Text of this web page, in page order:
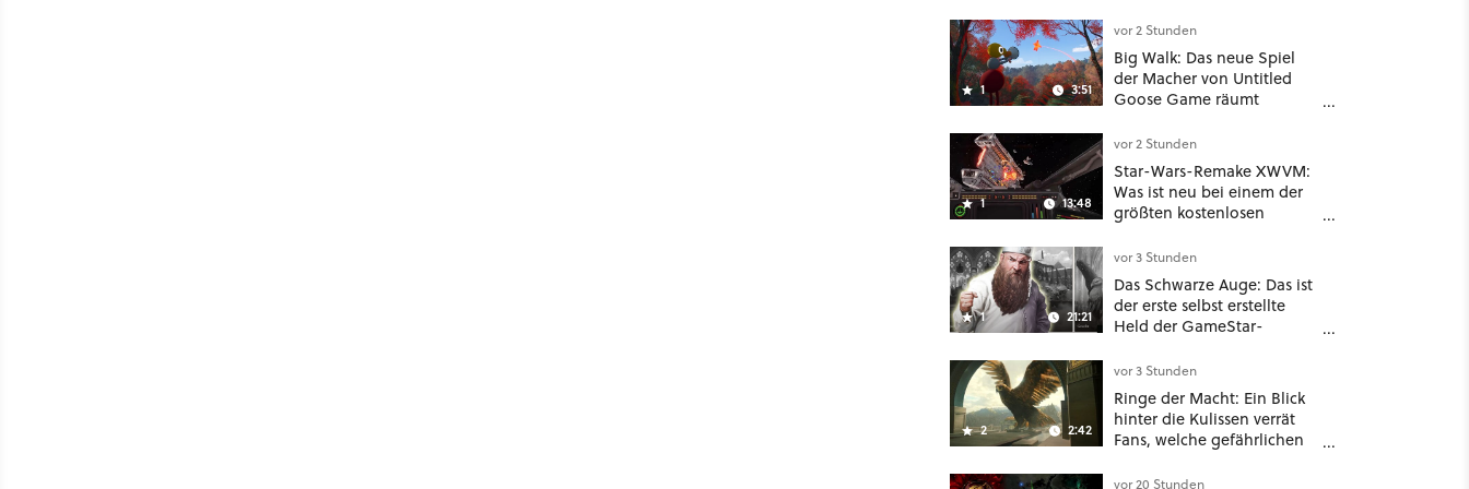
1 3:51
vor 2 Stunden
Big Walk: Das neue Spiel
der Macher von Untitled
Goose Game räumt
Konventionen auf
1 13:48
vor 2 Stunden
Star-Wars-Remake XWVM:
Was ist neu bei einem der
größten kostenlosen
1 21:21
vor 3 Stunden
Das Schwarze Auge: Das ist
der erste selbst erstellte
Held der GameStar-
2 2:42
vor 3 Stunden
Ringe der Macht: Ein Blick
hinter die Kulissen verrät
Fans, welche gefährlichen
warten
vor 20 Stunden